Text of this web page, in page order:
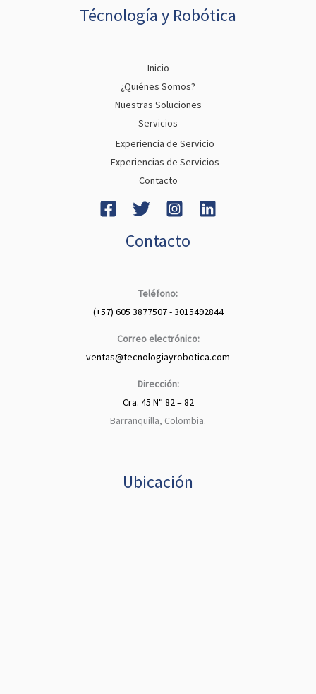
Técnología y Robótica
Inicio
¿Quiénes Somos?
Nuestras Soluciones
Servicios
Experiencia de Servicio
Experiencias de Servicios
Contacto
Contacto
Teléfono:
(+57) 605 3877507 - 3015492844
Correo electrónico:
ventas@tecnologiayrobotica.com
Dirección:
Cra. 45 N° 82 – 82
Barranquilla, Colombia.
Ubicación